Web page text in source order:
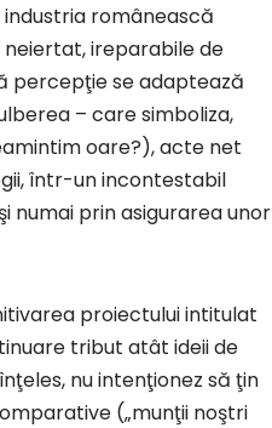
românească
ireparabile de
percepţie se adaptează
– care simboliza,
oare?), acte net
într-un incontestabil
numai prin asigurarea unor
proiectului intitulat
tribut atât ideii de
nu intenţionez să ţin
(„munţii noştri